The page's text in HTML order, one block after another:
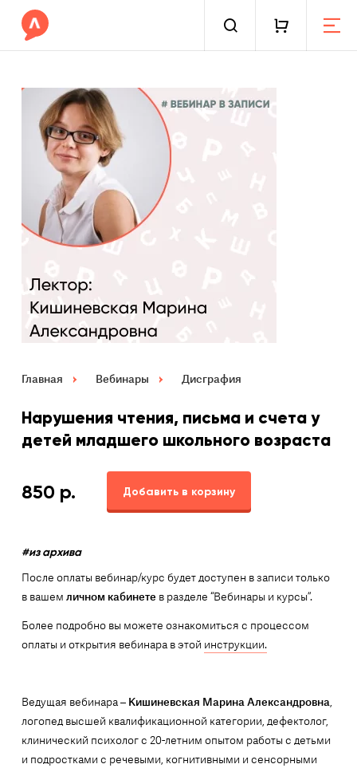
Главная Вебинары Дисграфия
Нарушения чтения, письма и счета у
детей младшего школьного возраста
850 р. Добавить в корзину
#из архива
После оплаты вебинар/курс будет доступен в записи только
в вашем личном кабинете в разделе “Вебинары и курсы”.
Более подробно вы можете ознакомиться с процессом
оплаты и открытия вебинара в этой инструкции.
Ведущая вебинара – Кишиневская Марина Александровна,
логопед высшей квалификационной категории, дефектолог,
клинический психолог с 20-летним опытом работы с детьми
и подростками с речевыми, когнитивными и сенсорными